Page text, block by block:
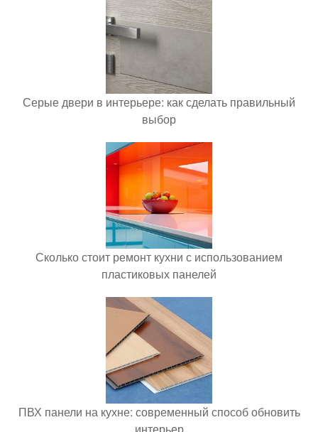
Серые двери в интерьере: как сделать правильный
выбор
Сколько стоит ремонт кухни с использованием
пластиковых панелей
ПВХ панели на кухне: современный способ обновить